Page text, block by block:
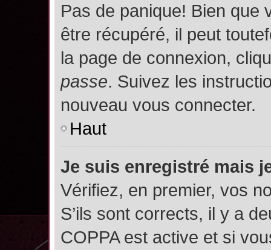
Pas de panique! Bien que
être récupéré, il peut
la page de connexion,
passe. Suivez les
nouveau vous connecter.
Haut
Je suis enregistré mais
Vérifiez, en premier, vos
S’ils sont corrects, il y a
COPPA est active et si